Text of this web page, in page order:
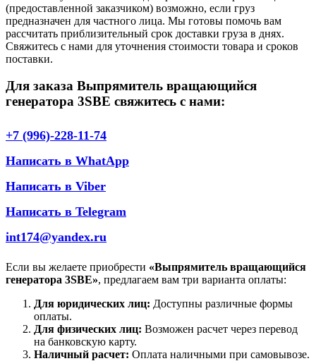
(предоставленной заказчиком) возможно, если груз
предназначен для частного лица. Мы готовы помочь вам
рассчитать приблизительный срок доставки груза в днях.
Свяжитесь с нами для уточнения стоимости товара и сроков
поставки.
Для заказа Выпрямитель вращающийся
генератора 3SBE свяжитесь с нами:
+7 (996)-228-11-74
Написать в WhatApp
Написать в Viber
Написать в Telegram
int174@yandex.ru
Если вы желаете приобрести «Выпрямитель вращающийся
генератора 3SBE», предлагаем вам три варианта оплаты:
Для юридических лиц: Доступны различные формы
оплаты.
Для физических лиц: Возможен расчет через перевод
на банковскую карту.
Наличный расчет: Оплата наличными при самовывозе.